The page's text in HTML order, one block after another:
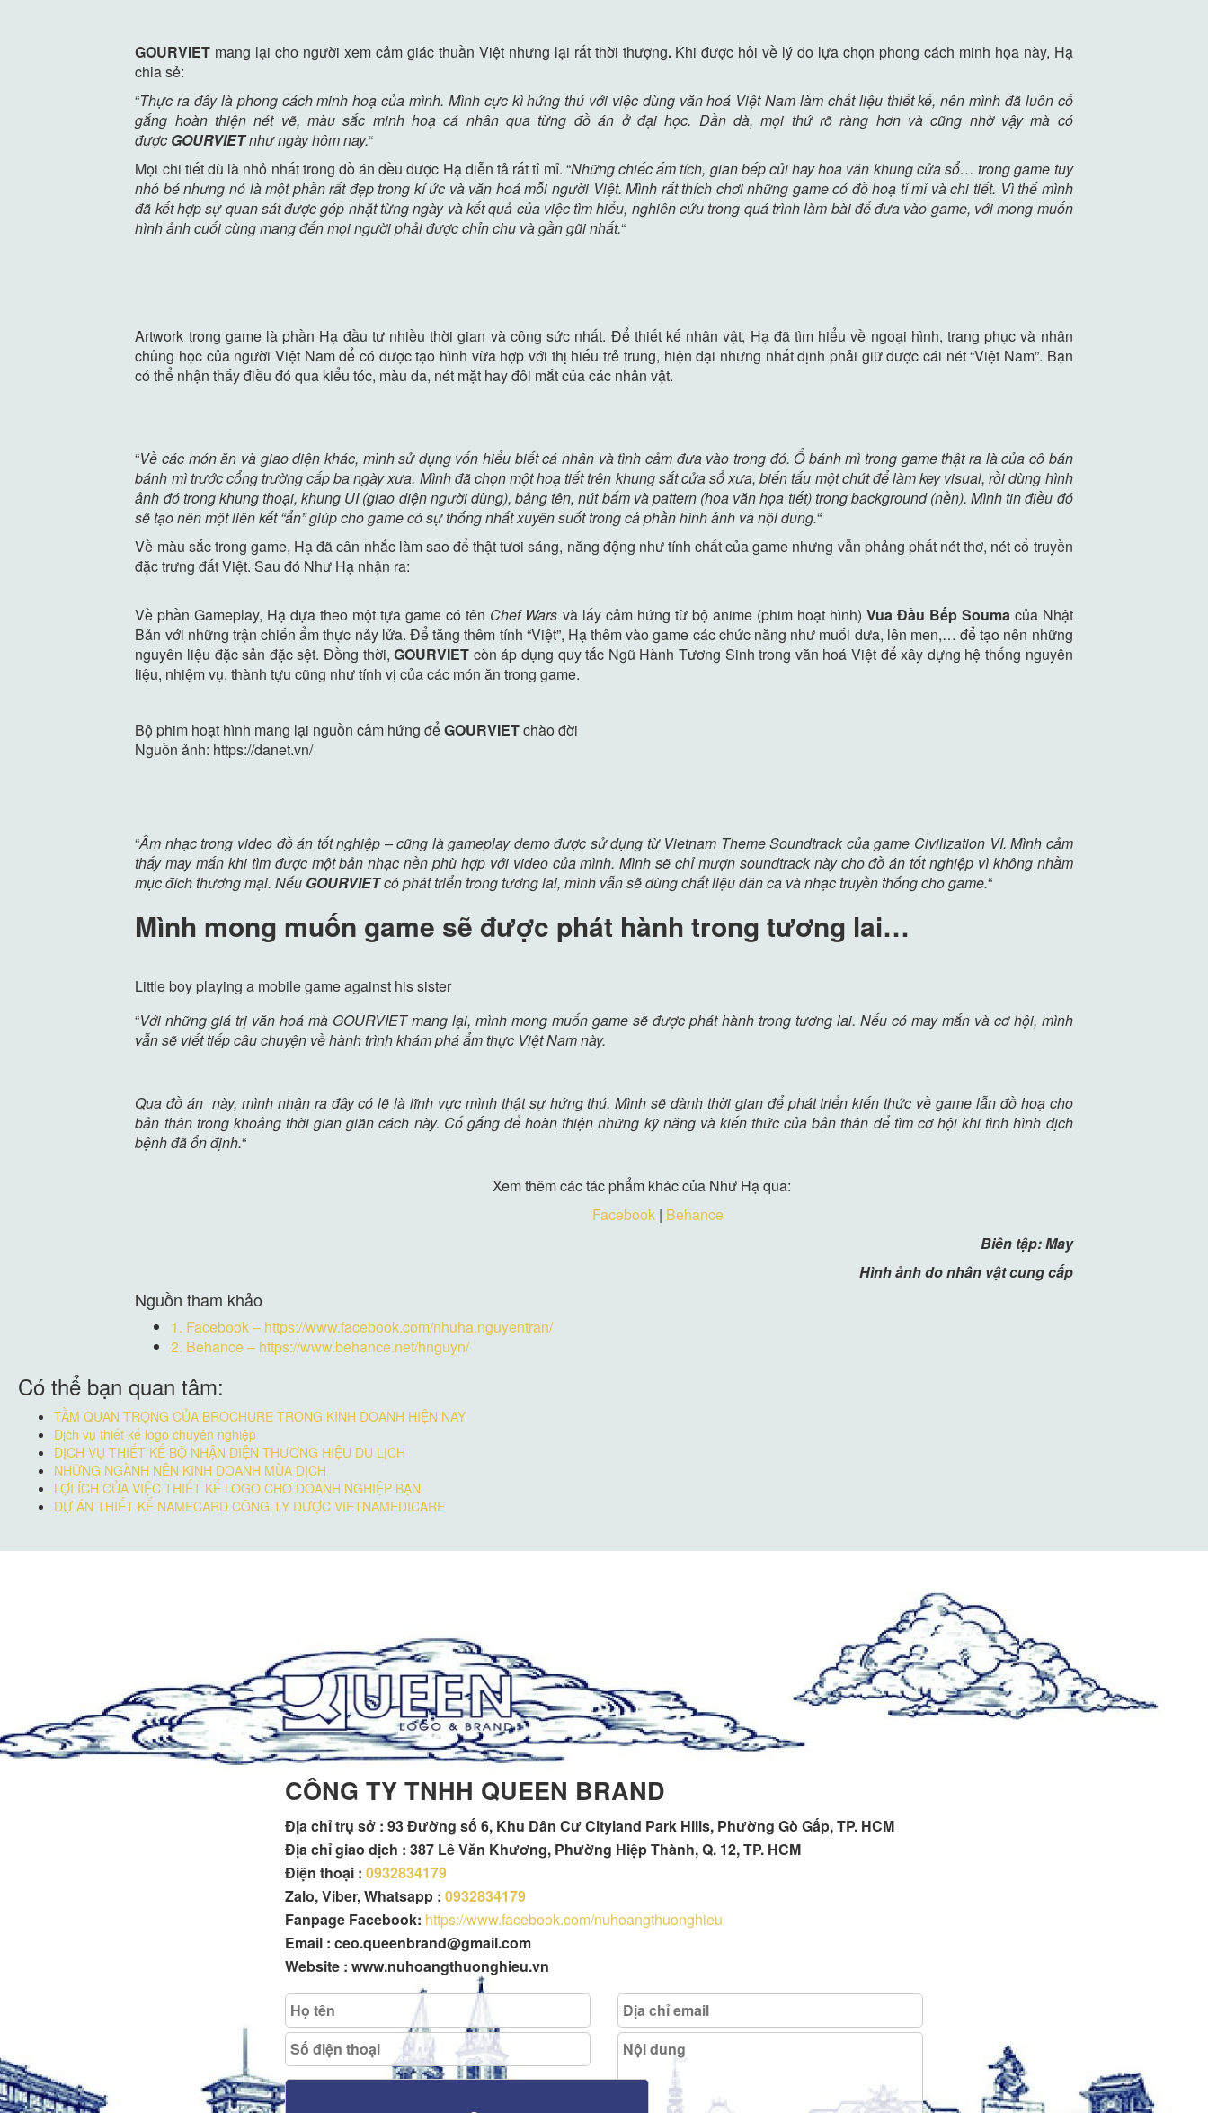
GOURVIET mang lại cho người xem cảm giác thuần Việt nhưng lại rất thời thượng. Khi được hỏi về lý do lựa chọn phong cách minh họa này, Hạ
chia sẻ:
“Thực ra đây là phong cách minh hoạ của mình. Mình cực kì hứng thú với việc dùng văn hoá Việt Nam làm chất liệu thiết kế, nên mình đã luôn cố
gắng hoàn thiện nét vẽ, màu sắc minh hoạ cá nhân qua từng đồ án ở đại học. Dần dà, mọi thứ rõ ràng hơn và cũng nhờ vậy mà có
được GOURVIETnhư ngày hôm nay.“
Mọi chi tiết dù là nhỏ nhất trong đồ án đều được Hạ diễn tả rất tỉ mỉ. “Những chiếc ấm tích, gian bếp củi hay hoa văn khung cửa sổ… trong game tuy
nhỏ bé nhưng nó là một phần rất đẹp trong kí ức và văn hoá mỗi người Việt. Mình rất thích chơi những game có đồ hoạ tỉ mỉ và chi tiết. Vì thế mình
đã kết hợp sự quan sát được góp nhặt từng ngày và kết quả của việc tìm hiểu, nghiên cứu trong quá trình làm bài để đưa vào game, với mong muốn
hình ảnh cuối cùng mang đến mọi người phải được chỉn chu và gần gũi nhất.“
Artwork trong game là phần Hạ đầu tư nhiều thời gian và công sức nhất. Để thiết kế nhân vật, Hạ đã tìm hiểu về ngoại hình, trang phục và nhân
chủng học của người Việt Nam để có được tạo hình vừa hợp với thị hiếu trẻ trung, hiện đại nhưng nhất định phải giữ được cái nét “Việt Nam”. Bạn
có thể nhận thấy điều đó qua kiểu tóc, màu da, nét mặt hay đôi mắt của các nhân vật.
“Về các món ăn và giao diện khác, mình sử dụng vốn hiểu biết cá nhân và tình cảm đưa vào trong đó. Ổ bánh mì trong game thật ra là của cô bán
bánh mì trước cổng trường cấp ba ngày xưa. Mình đã chọn một hoạ tiết trên khung sắt cửa sổ xưa, biến tấu một chút để làm key visual, rồi dùng hình
ảnh đó trong khung thoại, khung UI (giao diện người dùng), bảng tên, nút bấm và pattern (hoa văn họa tiết) trong background (nền). Mình tin điều đó
sẽ tạo nên một liên kết “ẩn” giúp cho game có sự thống nhất xuyên suốt trong cả phần hình ảnh và nội dung.“
Về màu sắc trong game, Hạ đã cân nhắc làm sao để thật tươi sáng, năng động như tính chất của game nhưng vẫn phảng phất nét thơ, nét cổ truyền
đặc trưng đất Việt. Sau đó Như Hạ nhận ra:
Về phần Gameplay, Hạ dựa theo một tựa game có tên Chef Wars và lấy cảm hứng từ bộ anime (phim hoạt hình) Vua Đầu Bếp Soumacủa Nhật
Bản với những trận chiến ẩm thực nảy lửa. Để tăng thêm tính “Việt”, Hạ thêm vào game các chức năng như muối dưa, lên men,… để tạo nên những
nguyên liệu đặc sản đặc sệt. Đồng thời,GOURVIET còn áp dụng quy tắc Ngũ Hành Tương Sinh trong văn hoá Việt để xây dựng hệ thống nguyên
liệu, nhiệm vụ, thành tựu cũng như tính vị của các món ăn trong game.
Bộ phim hoạt hình mang lại nguồn cảm hứng đểGOURVIETchào đời
Nguồn ảnh: https://danet.vn/
“Âm nhạc trong video đồ án tốt nghiệp – cũng là gameplay demo được sử dụng từ Vietnam Theme Soundtrack của game Civilization VI. Mình cảm
thấy may mắn khi tìm được một bản nhạc nền phù hợp với video của mình. Mình sẽ chỉ mượn soundtrack này cho đồ án tốt nghiệp vì không nhằm
mục đích thương mại. Nếu GOURVIETcó phát triển trong tương lai, mình vẫn sẽ dùng chất liệu dân ca và nhạc truyền thống cho game.“
Mình mong muốn game sẽ được phát hành trong tương lai…
Little boy playing a mobile game against his sister
“Với những giá trị văn hoá mà GOURVIET mang lại, mình mong muốn game sẽ được phát hành trong tương lai. Nếu có may mắn và cơ hội, mình
vẫn sẽ viết tiếp câu chuyện về hành trình khám phá ẩm thực Việt Nam này.
Qua đồ án này, mình nhận ra đây có lẽ là lĩnh vực mình thật sự hứng thú. Mình sẽ dành thời gian để phát triển kiến thức về game lẫn đồ hoạ cho
bản thân trong khoảng thời gian giãn cách này. Cố gắng để hoàn thiện những kỹ năng và kiến thức của bản thân để tìm cơ hội khi tình hình dịch
bệnh đã ổn định.“
Xem thêm các tác phẩm khác của Như Hạ qua:
Facebook | Behance
Biên tập: May
Hình ảnh do nhân vật cung cấp
Nguồn tham khảo
1. Facebook – https://www.facebook.com/nhuha.nguyentran/
2. Behance – https://www.behance.net/hnguyn/
Có thể bạn quan tâm:
TẦM QUAN TRỌNG CỦA BROCHURE TRONG KINH DOANH HIỆN NAY
Dịch vụ thiết kế logo chuyên nghiệp
DỊCH VỤ THIẾT KẾ BỘ NHẬN DIỆN THƯƠNG HIỆU DU LỊCH
NHỮNG NGÀNH NÊN KINH DOANH MÙA DỊCH
LỢI ÍCH CỦA VIỆC THIẾT KẾ LOGO CHO DOANH NGHIỆP BẠN
DỰ ÁN THIẾT KẾ NAMECARD CÔNG TY DƯỢC VIETNAMEDICARE
CÔNG TY TNHH QUEEN BRAND
Địa chỉ trụ sở :93 Đường số 6, Khu Dân Cư Cityland Park Hills, Phường Gò Gấp, TP. HCM
Địa chỉ giao dịch : 387 Lê Văn Khương, Phường Hiệp Thành, Q. 12, TP. HCM
Điện thoại :0932834179
Zalo, Viber, Whatsapp :0932834179
Fanpage Facebook: https://www.facebook.com/nuhoangthuonghieu
Email : ceo.queenbrand@gmail.com
Website : www.nuhoangthuonghieu.vn